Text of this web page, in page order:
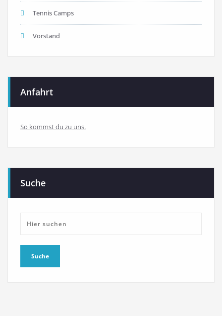
Tennis Camps
Vorstand
Anfahrt
So kommst du zu uns.
Suche